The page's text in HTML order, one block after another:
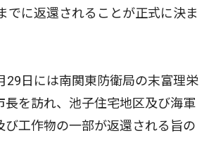
でに返還されることが正式に決ま
日には南関東防衛局の末富理栄
長を訪れ、池子住宅地区及び海軍
び工作物の一部が返還される旨の